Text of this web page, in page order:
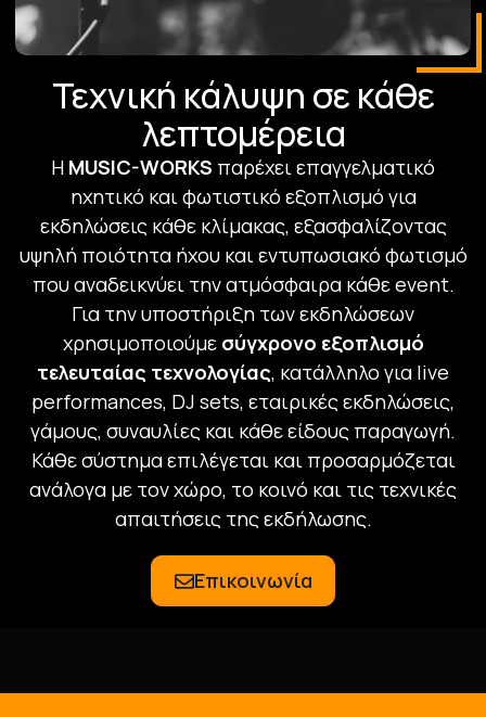
Τεχνική κάλυψη σε κάθε
λεπτομέρεια
Η MUSIC-WORKS παρέχει επαγγελματικό
ηχητικό και φωτιστικό εξοπλισμό για
εκδηλώσεις κάθε κλίμακας, εξασφαλίζοντας
υψηλή ποιότητα ήχου και εντυπωσιακό φωτισμό
που αναδεικνύει την ατμόσφαιρα κάθε event.
Για την υποστήριξη των εκδηλώσεων
χρησιμοποιούμε σύγχρονο εξοπλισμό
τελευταίας τεχνολογίας, κατάλληλο για live
performances, DJ sets, εταιρικές εκδηλώσεις,
γάμους, συναυλίες και κάθε είδους παραγωγή.
Κάθε σύστημα επιλέγεται και προσαρμόζεται
ανάλογα με τον χώρο, το κοινό και τις τεχνικές
απαιτήσεις της εκδήλωσης.
Επικοινωνία